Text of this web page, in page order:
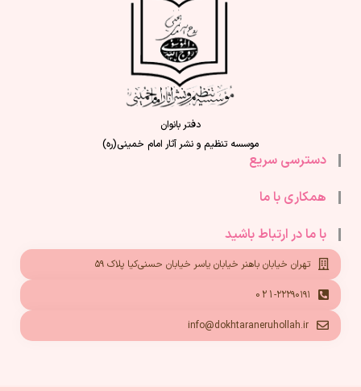
دفتر بانوان
موسسه تنظیم و نشر آثار امام خمینی(ره)
دسترسی سریع
همکاری با ما
با ما در ارتباط باشید
تهران خیابان باهنر خیابان یاسر خیابان حسنی‌کیا پلاک ۵۹
021-۲۲۲۹۰۱۹۱
info@dokhtaraneruhollah.ir